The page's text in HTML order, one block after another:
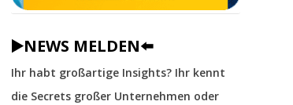
▶️NEWS MELDEN⬅️
Ihr habt großartige Insights? Ihr kennt
die Secrets großer Unternehmen oder